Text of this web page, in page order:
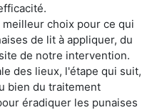
choix pour ce qui
de lit à appliquer, du
de notre intervention.
des lieux, l'étape qui suit,
bien du traitement
éradiquer les punaises